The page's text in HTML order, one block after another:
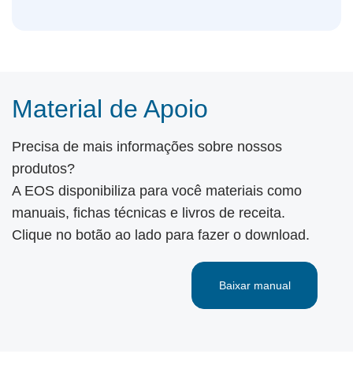
Material de Apoio
Precisa de mais informações sobre nossos
produtos?
A EOS disponibiliza para você materiais como
manuais, fichas técnicas e livros de receita.
Clique no botão ao lado para fazer o download.
Baixar manual